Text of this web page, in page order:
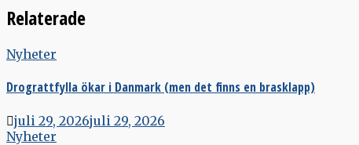
Relaterade
Nyheter
Drograttfylla ökar i Danmark (men det finns en brasklapp)
juli 29, 2026juli 29, 2026
Nyheter